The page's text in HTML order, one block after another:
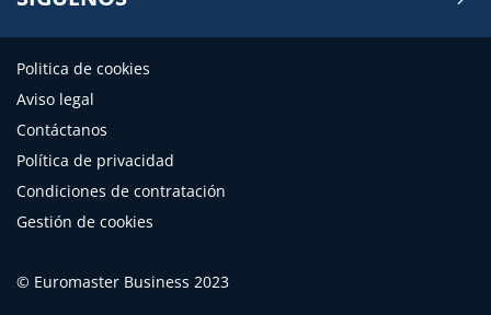
Politica de cookies
Aviso legal
Contáctanos
Política de privacidad
Condiciones de contratación
Gestión de cookies
© Euromaster Business 2023